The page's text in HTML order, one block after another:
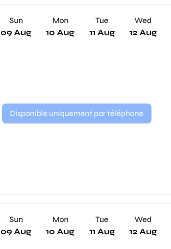
Sun
09 Aug
Mon
10 Aug
Tue
11 Aug
Wed
12 Aug
Disponible uniquement par téléphone
Sun
09 Aug
Mon
10 Aug
Tue
11 Aug
Wed
12 Aug